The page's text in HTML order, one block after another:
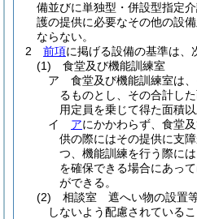
備並びに単独型・併設型指定
護の提供に必要なその他の設
ならない。
2
前項に掲げる設備の基準は、
(1)
食堂及び機能訓練室
ア
食堂及び機能訓練室は
るものとし、その合計し
用定員を乗じて得た面積以
イ
アにかかわらず、食堂
供の際にはその提供に支
つ、機能訓練を行う際に
を確保できる場合にあっ
ができる。
(2)
相談室 遮へい物の設置
しないよう配慮されているこ